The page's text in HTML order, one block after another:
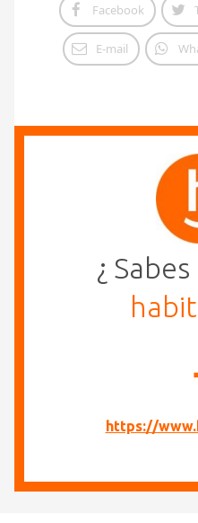
Facebook
E-mail
¿
https://